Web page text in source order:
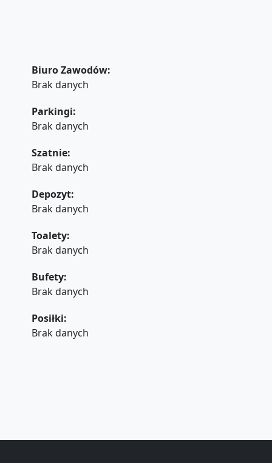
Biuro Zawodów:
Brak danych
Parkingi:
Brak danych
Szatnie:
Brak danych
Depozyt:
Brak danych
Toalety:
Brak danych
Bufety:
Brak danych
Posiłki:
Brak danych